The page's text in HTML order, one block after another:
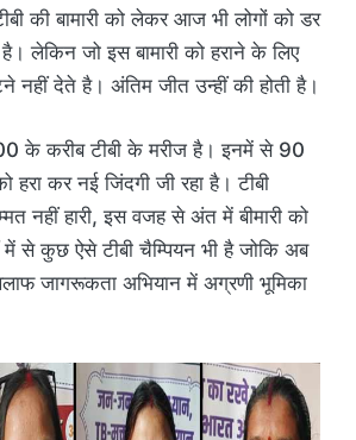
की बामारी को लेकर आज भी लोगों को डर
लेकिन जो इस बामारी को हराने के लिए
नहीं देते है। अंतिम जीत उन्हीं की होती है।
के करीब टीबी के मरीज है। इनमें से 90
हरा कर नई जिंदगी जी रहा है। टीबी
नहीं हारी, इस वजह से अंत में बीमारी को
में से कुछ ऐसे टीबी चैम्पियन भी है जोकि अब
जागरूकता अभियान में अग्रणी भूमिका